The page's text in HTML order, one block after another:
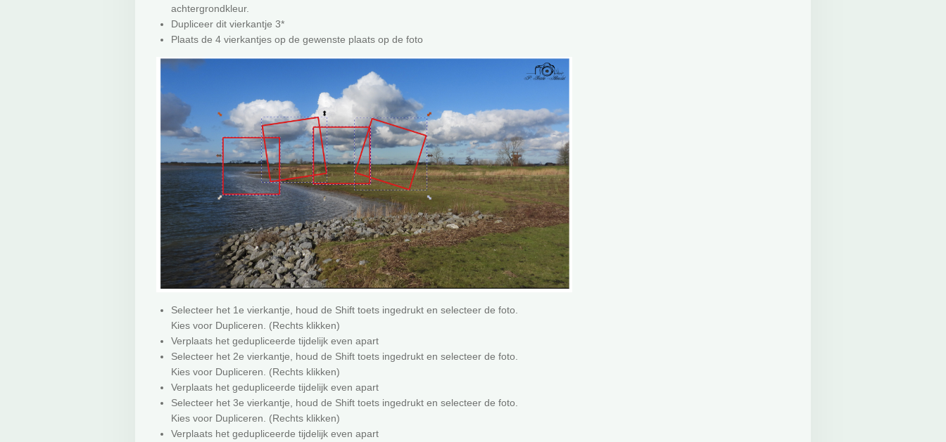
achtergrondkleur.
Dupliceer dit vierkantje 3*
Plaats de 4 vierkantjes op de gewenste plaats op de foto
Selecteer het 1e vierkantje, houd de Shift toets ingedrukt en selecteer de foto.
Kies voor Dupliceren. (Rechts klikken)
Verplaats het gedupliceerde tijdelijk even apart
Selecteer het 2e vierkantje, houd de Shift toets ingedrukt en selecteer de foto.
Kies voor Dupliceren. (Rechts klikken)
Verplaats het gedupliceerde tijdelijk even apart
Selecteer het 3e vierkantje, houd de Shift toets ingedrukt en selecteer de foto.
Kies voor Dupliceren. (Rechts klikken)
Verplaats het gedupliceerde tijdelijk even apart